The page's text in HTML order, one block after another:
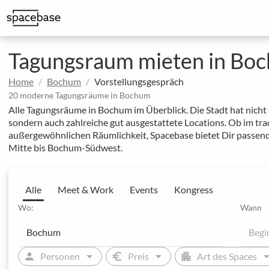
Tagungsraum mieten in
Home Bochum Vorstellungsgespräch
20 moderne Tagungsräume in Bochum
Alle Tagungsräume in Bochum im Überblick. Die Stadt hat
sondern auch zahlreiche gut ausgestattete Locations. Ob im
außergewöhnlichen Räumlichkeit, Spacebase bietet Dir
Mitte bis Bochum-Südwest.
Alle Meet & Work Events Kongress
Wo: Wann
person Personen arrow_drop_down euro Preis arrow_drop_down apartment Art des Spaces arrow_drop_down